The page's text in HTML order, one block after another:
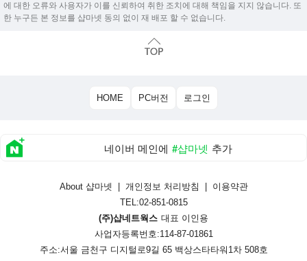
에 대한 오류와 사용자가 이를 신뢰하여 취한 조치에 대해 책임을 지지 않습니다. 또
한 누구든 본 정보를 샵마넷 동의 없이 재 배포 할 수 없습니다.
HOME PC버전 로그인
네이버 메인에 #샵마넷 추가
About 샵마넷 개인정보 처리방침
이용약관
TEL:02-851-0815
(주)샵네트웍스 대표 이인용
사업자등록번호:114-87-01861
주소:서울 금천구 디지털로9길 65 백상스타타워1차 508호